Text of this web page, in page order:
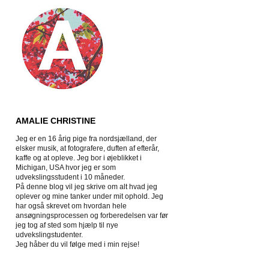
AMALIE CHRISTINE
Jeg er en 16 årig pige fra nordsjælland, der
elsker musik, at fotografere, duften af efterår,
kaffe og at opleve. Jeg bor i øjeblikket i
Michigan, USA hvor jeg er som
udvekslingsstudent i 10 måneder.
På denne blog vil jeg skrive om alt hvad jeg
oplever og mine tanker under mit ophold. Jeg
har også skrevet om hvordan hele
ansøgningsprocessen og forberedelsen var før
jeg tog af sted som hjælp til nye
udvekslingstudenter.
Jeg håber du vil følge med i min rejse!